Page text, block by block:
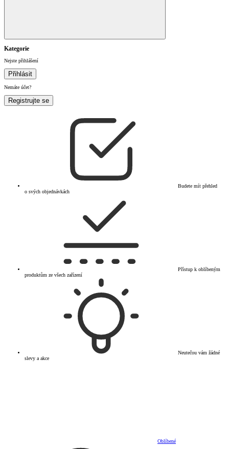
Kategorie
Nejste přihlášení
Přihlásit
Nemáte účet?
Registrujte se
Budete mít přehled
o svých objednávkách
Přístup k oblíbeným
produktům ze všech zařízení
Neutečou vám žádné
slevy a akce
Oblíbené